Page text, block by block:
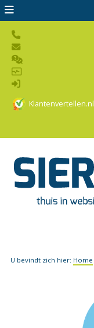
Klantenvertellen.nl
U bevindt zich hier: Home